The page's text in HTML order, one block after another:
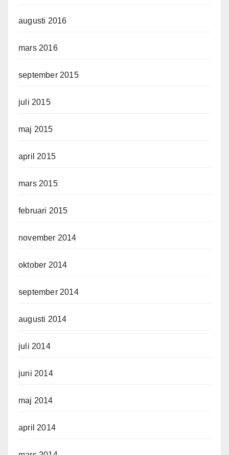
augusti 2016
mars 2016
september 2015
juli 2015
maj 2015
april 2015
mars 2015
februari 2015
november 2014
oktober 2014
september 2014
augusti 2014
juli 2014
juni 2014
maj 2014
april 2014